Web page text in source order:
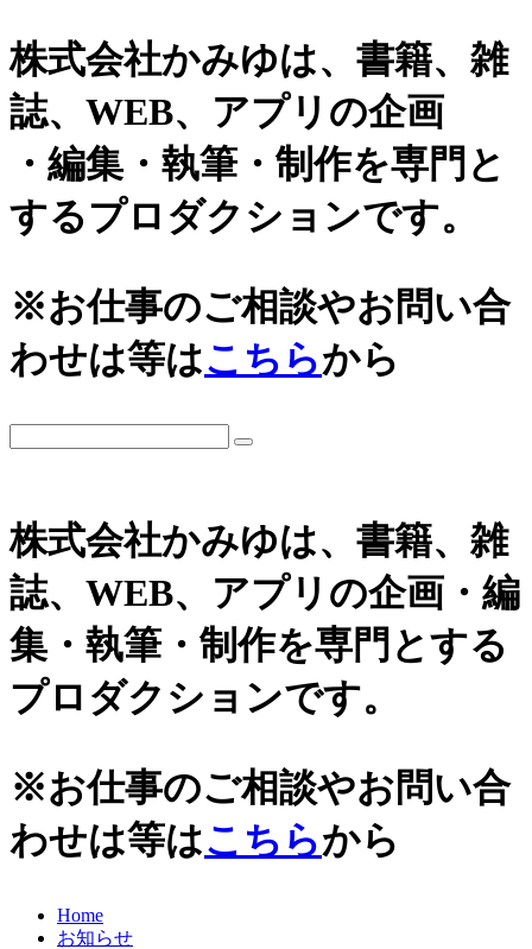
株式会社かみゆは、書籍、雑
誌、WEB、アプリの企画
・編集・執筆・制作を専門と
するプロダクションです。
※お仕事のご相談やお問い合
わせは等はこちらから
株式会社かみゆは、書籍、雑
誌、WEB、アプリの企画・編
集・執筆・制作を専門とする
プロダクションです。
※お仕事のご相談やお問い合
わせは等はこちらから
Home
お知らせ